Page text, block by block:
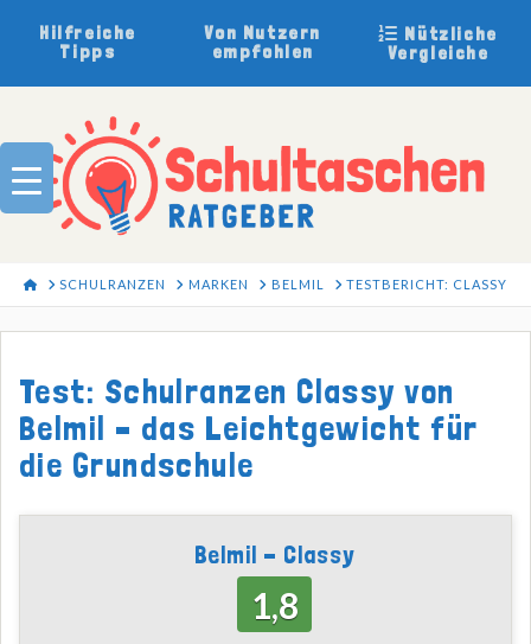
Hilfreiche
Tipps
Von Nutzern
empfohlen
Nützliche
Vergleiche
HOMESCHULRANZEN MARKEN BELMIL TESTBERICHT: CLASSY
Test: Schulranzen Classy von
Belmil – das Leichtgewicht für
die Grundschule
Belmil - Classy
1,8